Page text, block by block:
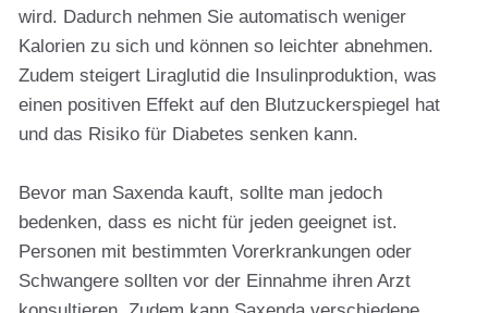
wird. Dadurch nehmen Sie automatisch weniger
Kalorien zu sich und können so leichter abnehmen.
Zudem steigert Liraglutid die Insulinproduktion, was
einen positiven Effekt auf den Blutzuckerspiegel hat
und das Risiko für Diabetes senken kann.
Bevor man Saxenda kauft, sollte man jedoch
bedenken, dass es nicht für jeden geeignet ist.
Personen mit bestimmten Vorerkrankungen oder
Schwangere sollten vor der Einnahme ihren Arzt